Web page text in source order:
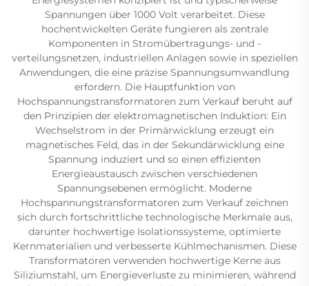
Spannungen über 1000 Volt verarbeitet. Diese
hochentwickelten Geräte fungieren als zentrale
Komponenten in Stromübertragungs- und -
verteilungsnetzen, industriellen Anlagen sowie in speziellen
Anwendungen, die eine präzise Spannungsumwandlung
erfordern. Die Hauptfunktion von
Hochspannungstransformatoren zum Verkauf beruht auf
den Prinzipien der elektromagnetischen Induktion: Ein
Wechselstrom in der Primärwicklung erzeugt ein
magnetisches Feld, das in der Sekundärwicklung eine
Spannung induziert und so einen effizienten
Energieaustausch zwischen verschiedenen
Spannungsebenen ermöglicht. Moderne
Hochspannungstransformatoren zum Verkauf zeichnen
sich durch fortschrittliche technologische Merkmale aus,
darunter hochwertige Isolationssysteme, optimierte
Kernmaterialien und verbesserte Kühlmechanismen. Diese
Transformatoren verwenden hochwertige Kerne aus
Siliziumstahl, um Energieverluste zu minimieren, während